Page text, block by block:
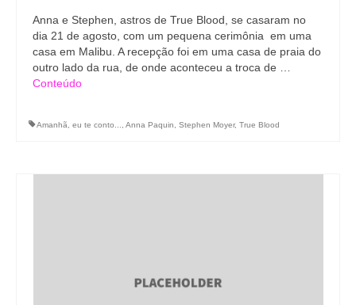
Anna e Stephen, astros de True Blood, se casaram no
dia 21 de agosto, com um pequena cerimônia em uma
casa em Malibu. A recepção foi em uma casa de praia do
outro lado da rua, de onde aconteceu a troca de …
Conteúdo
Amanhã, eu te conto... Anna Paquin Stephen Moyer, True Blood